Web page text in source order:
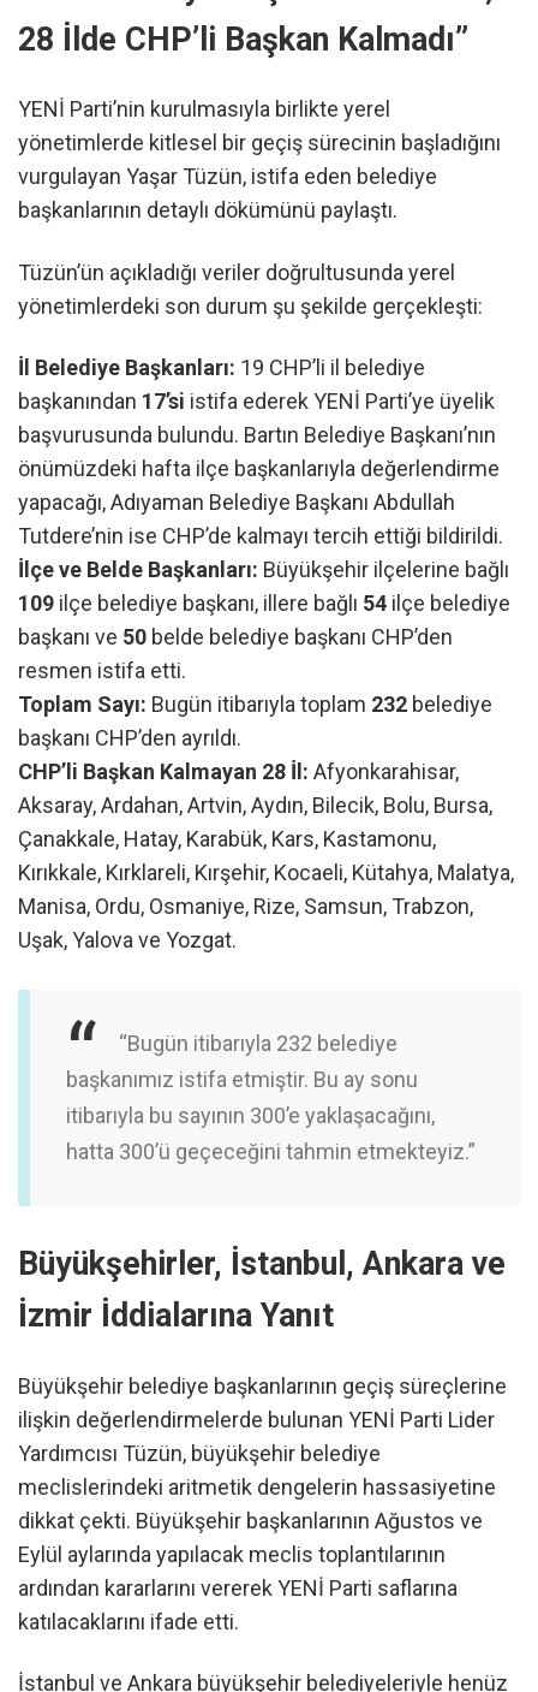
28 İlde CHP’li Başkan Kalmadı”
YENİ Parti’nin kurulmasıyla birlikte yerel
yönetimlerde kitlesel bir geçiş sürecinin başladığını
vurgulayan Yaşar Tüzün, istifa eden belediye
başkanlarının detaylı dökümünü paylaştı.
Tüzün’ün açıkladığı veriler doğrultusunda yerel
yönetimlerdeki son durum şu şekilde gerçekleşti:
İl Belediye Başkanları: 19 CHP’li il belediye
başkanından 17’si istifa ederek YENİ Parti’ye üyelik
başvurusunda bulundu. Bartın Belediye Başkanı’nın
önümüzdeki hafta ilçe başkanlarıyla değerlendirme
yapacağı, Adıyaman Belediye Başkanı Abdullah
Tutdere’nin ise CHP’de kalmayı tercih ettiği bildirildi.
İlçe ve Belde Başkanları:
109 ilçe belediye başkanı, illere bağlı 54 ilçe belediye
başkanı ve 50 belde belediye başkanı CHP’den
resmen istifa etti.
Toplam Sayı: Bugün itibarıyla toplam 232 belediye
başkanı CHP’den ayrıldı.
CHP’li Başkan Kalmayan 28 İl: Afyonkarahisar,
Aksaray, Ardahan, Artvin, Aydın, Bilecik, Bolu, Bursa,
Çanakkale, Hatay, Karabük, Kars, Kastamonu,
Kırıkkale, Kırklareli, Kırşehir, Kocaeli, Kütahya, Malatya,
Manisa, Ordu, Osmaniye, Rize, Samsun, Trabzon,
Uşak, Yalova ve Yozgat.
“Bugün itibarıyla 232 belediye
başkanımız istifa etmiştir. Bu ay sonu
itibarıyla bu sayının 300’e yaklaşacağını,
hatta 300’ü geçeceğini tahmin etmekteyiz.”
Büyükşehirler, İstanbul, Ankara ve
İzmir İddialarına Yanıt
Büyükşehir belediye başkanlarının geçiş süreçlerine
ilişkin değerlendirmelerde bulunan YENİ Parti Lider
Yardımcısı Tüzün, büyükşehir belediye
meclislerindeki aritmetik dengelerin hassasiyetine
dikkat çekti. Büyükşehir başkanlarının Ağustos ve
Eylül aylarında yapılacak meclis toplantılarının
ardından kararlarını vererek YENİ Parti saflarına
katılacaklarını ifade etti.
İstanbul ve Ankara büyükşehir belediyeleriyle henüz